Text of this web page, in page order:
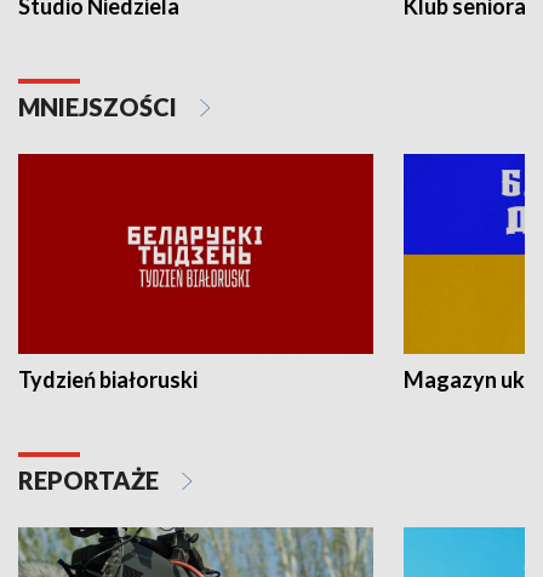
Studio Niedziela Klub seniora
MNIEJSZOŚCI
Tydzień białoruski Magazyn
REPORTAŻE